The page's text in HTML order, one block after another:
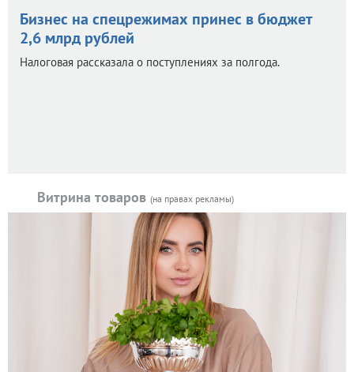
Бизнес на спецрежимах принес в бюджет
2,6 млрд рублей
Налоговая рассказала о поступлениях за полгода.
Витрина товаров (на правах рекламы)